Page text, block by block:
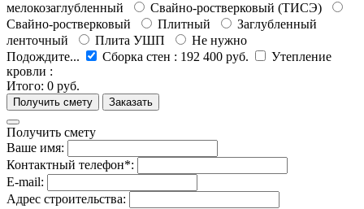
мелокозаглубленный
Свайно-ростверковый (ТИСЭ)
Свайно-ростверковый
Плитный
Заглубленный
ленточный
Плита УШП
Не нужно
Подождите...
Сборка стен : 192 400 руб.
Утепление
кровли :
Итого: 0 руб.
Получить смету
Ваше имя:
Контактный телефон*:
E-mail:
Адрес строительства: